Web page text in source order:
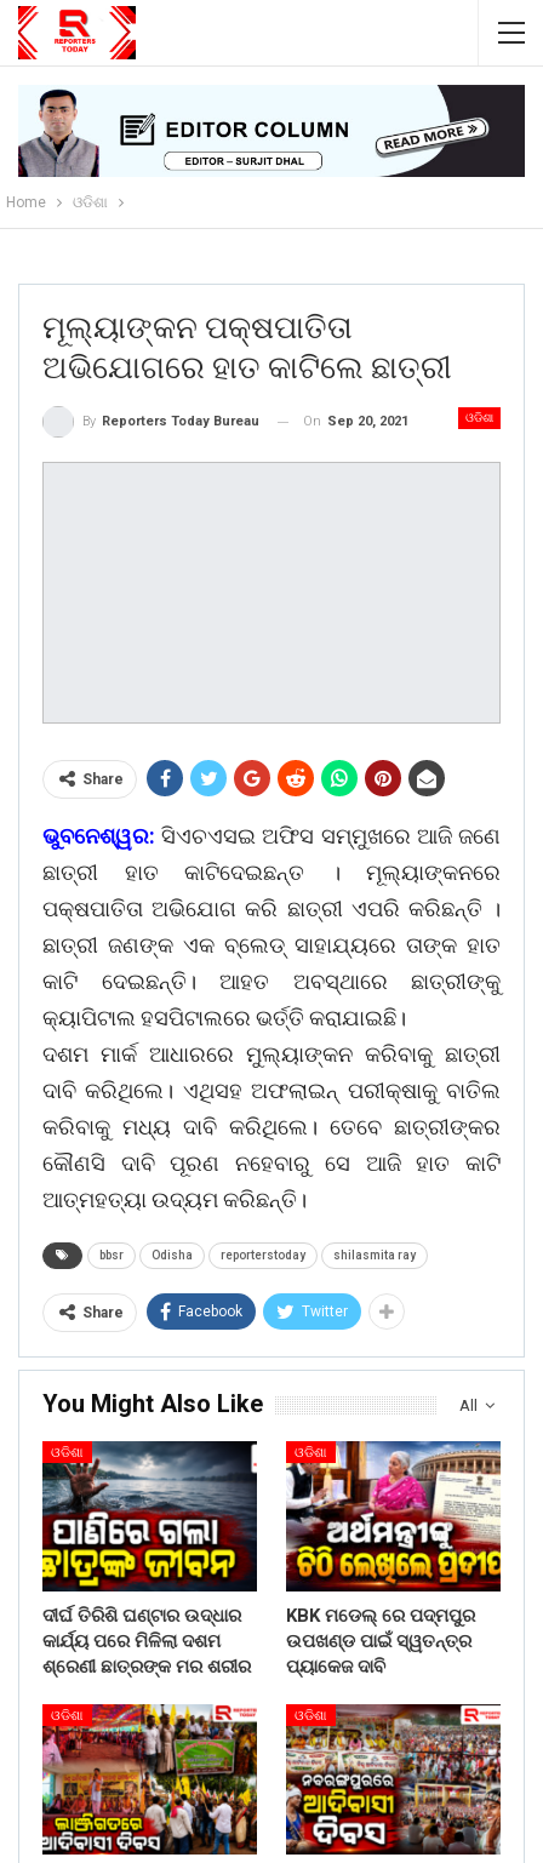
Home ଓଡିଶା
ମୂଲ୍ୟାଙ୍କନ ପକ୍ଷପାତିତା
ଅଭିଯୋଗରେ ହାତ କାଟିଲେ ଛାତ୍ରୀ
ଓଡିଶା
By Reporters Today Bureau On Sep 20, 2021
Share
ଭୁବନେଶ୍ୱର: ସିଏଚଏସଇ ଅଫିସ ସମ୍ମୁଖରେ ଆଜି ଜଣେ
ଛାତ୍ରୀ ହାତ କାଟିଦେଇଛନ୍ତ । ମୂଲ୍ୟାଙ୍କନରେ
ପକ୍ଷପାତିତା ଅଭିଯୋଗ କରି ଛାତ୍ରୀ ଏପରି କରିଛନ୍ତି ।
ଛାତ୍ରୀ ଜଣଙ୍କ ଏକ ବ୍ଲେଡ୍ ସାହାଯ୍ୟରେ ତାଙ୍କ ହାତ
କାଟି ଦେଇଛନ୍ତି। ଆହତ ଅବସ୍ଥାରେ ଛାତ୍ରୀଙ୍କୁ
କ୍ୟାପିଟାଲ ହସପିଟାଲରେ ଭର୍ତ୍ତି କରାଯାଇଛି।
ଦଶମ ମାର୍କ ଆଧାରରେ ମୁଲ୍ୟାଙ୍କନ କରିବାକୁ ଛାତ୍ରୀ
ଦାବି କରିଥିଲେ। ଏଥିସହ ଅଫଲାଇନ୍ ପରୀକ୍ଷାକୁ ବାତିଲ
କରିବାକୁ ମଧ୍ୟ ଦାବି କରିଥିଲେ। ତେବେ ଛାତ୍ରୀଙ୍କର
କୌଣସି ଦାବି ପୂରଣ ନହେବାରୁ ସେ ଆଜି ହାତ କାଟି
ଆତ୍ମହତ୍ୟା ଉଦ୍ୟମ କରିଛନ୍ତି।
bbsr Odisha reporterstoday shilasmita ray
Share Facebook Twitter
All
You Might Also Like
ଓଡିଶା
ଦୀର୍ଘ ତିରିଶି ଘଣ୍ଟାର ଉଦ୍ଧାର
କାର୍ଯ୍ୟ ପରେ ମିଳିଲା ଦଶମ
ଶ୍ରେଣୀ ଛାତ୍ରଙ୍କ ମର ଶରୀର
ଓଡିଶା
KBK ମଡେଲ୍ ରେ ପଦ୍ମପୁର
ଉପଖଣ୍ଡ ପାଇଁ ସ୍ୱତନ୍ତ୍ର
ପ୍ୟାକେଜ ଦାବି
ଓଡିଶା ଓଡିଶା